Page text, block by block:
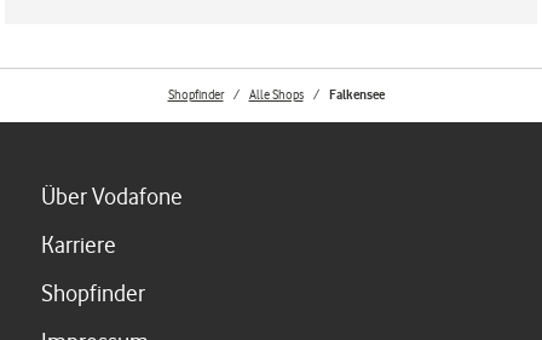
Shopfinder Alle Shops Falkensee
Über Vodafone
Karriere
ShopfinderLink öffnet in einem neuen Tab